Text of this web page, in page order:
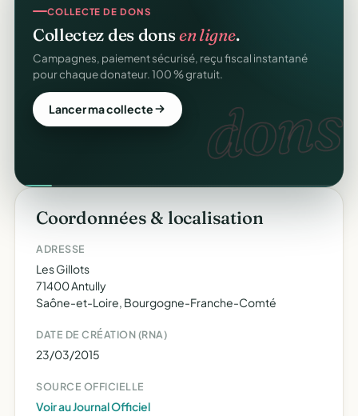
dons.
COLLECTE DE DONS
Collectez des donsen ligne.
Campagnes, paiement sécurisé, reçu fiscal instantané
pour chaque donateur. 100 % gratuit.
Lancer ma collecte
Coordonnées & localisation
ADRESSE
Les Gillots
71400 Antully
Saône-et-Loire, Bourgogne-Franche-Comté
DATE DE CRÉATION (RNA)
23/03/2015
SOURCE OFFICIELLE
Voir au Journal Officiel